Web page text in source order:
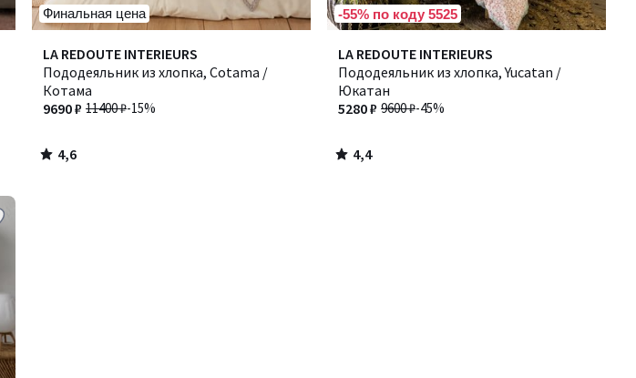
Финальная цена
LA REDOUTE INTERIEURS
Пододеяльник из хлопка, Cotama /
Котама
11400 ₽-15%
9690 ₽
4,6
/ 5
4,6
/
-55% по коду 5525
LA REDOUTE INTERIEURS
Пододеяльник из хлопка, Yucatan /
Юкатан
9600 ₽-45%
5280 ₽
4,4
/ 5
4,4
/